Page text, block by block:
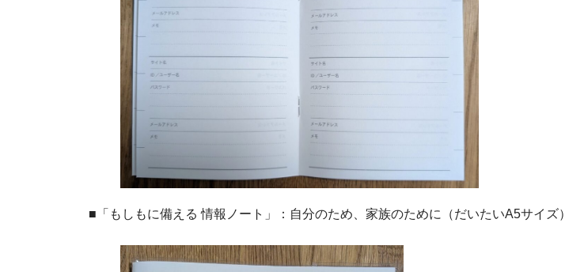
■「もしもに備える 情報ノート」：自分のため、家族のために（だいたいA5サイズ）